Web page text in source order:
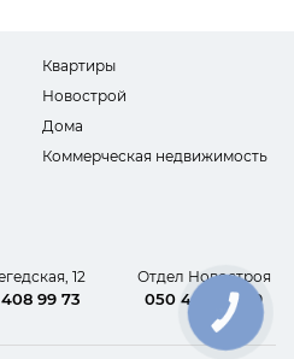
Квартиры
Новострой
Дома
Коммерческая недвижимость
12
99 73
Отдел Новостроя
050 440 62 09
КНОПКА
СВЯЗИ